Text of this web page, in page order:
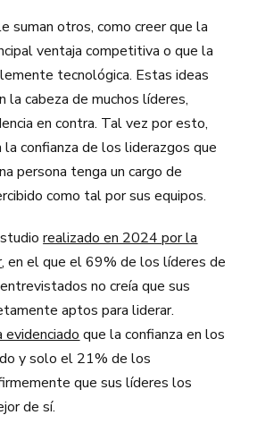
suman otros, como creer que la
ventaja competitiva o que la
tecnológica. Estas ideas
la cabeza de muchos líderes,
en contra. Tal vez por esto,
la confianza de los liderazgos que
persona tenga un cargo de
como tal por sus equipos.
realizado en 2024 por la
, en el que el 69% de los líderes de
no creía que sus
aptos para liderar.
evidenciado que la confianza en los
y solo el 21% de los
que sus líderes los
de sí.